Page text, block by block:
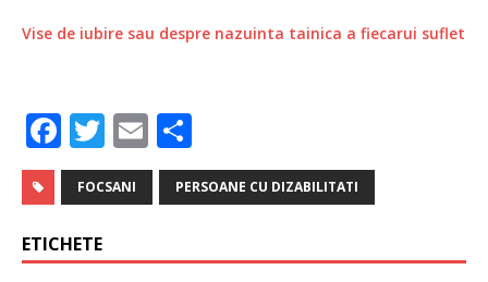
Vise de iubire sau despre nazuinta tainica a fiecarui suflet
F
a
c
e
b
T
w
it
r
E
m
ai
ar
ta
a
FOCSANI PERSOANE CU DIZABILITATI
ETICHETE